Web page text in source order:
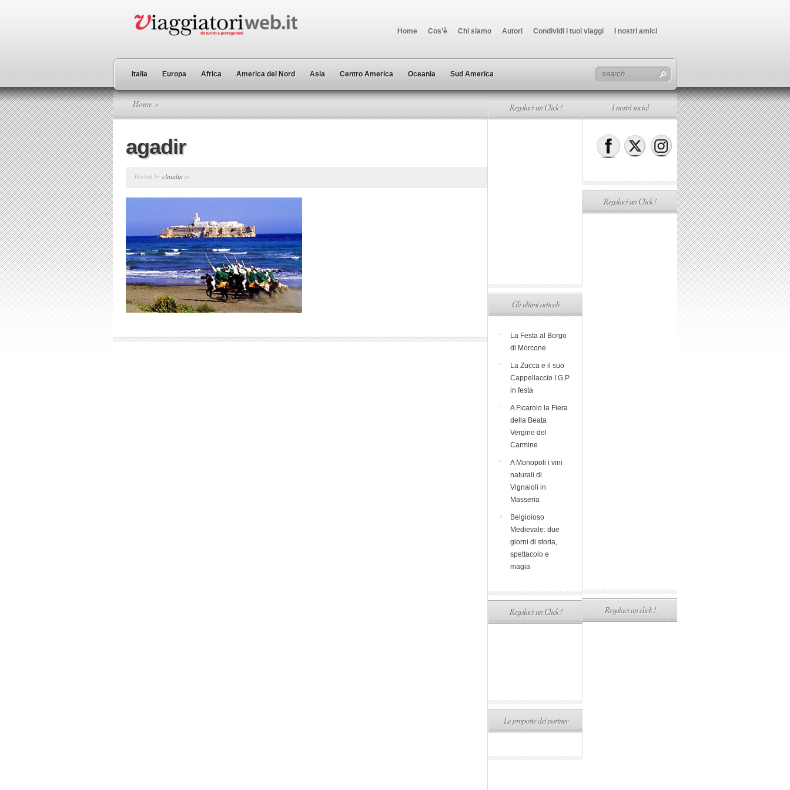
Home Cos’è Chi siamo Autori Condividi i tuoi viaggi I nostri amici
Italia Europa Africa America del Nord Asia Centro America Oceania Sud America
Home »
agadir
Posted byclaudia in
Regalaci un Click !
Gli ultimi articoli
La Festa al Borgo
di Morcone
La Zucca e il suo
Cappellaccio I.G.P
in festa
A Ficarolo la Fiera
della Beata
Vergine del
Carmine
A Monopoli i vini
naturali di
Vignaioli in
Masseria
Belgioioso
Medievale: due
giorni di storia,
spettacolo e
magia
Regalaci un Click !
Le proposte dei partner
I nostri social
Regalaci un Click !
Regalaci un click !